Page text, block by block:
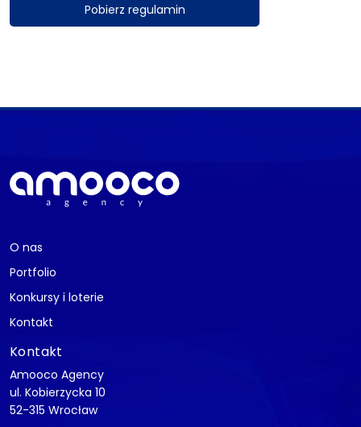
Pobierz regulamin
O nas
Portfolio
Konkursy i loterie
Kontakt
Kontakt
Amooco Agency
ul. Kobierzycka 10
52-315 Wrocław